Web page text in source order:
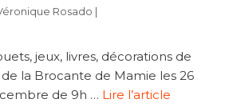
Rosado
jeux, livres, décorations de
la Brocante de Mamie les 26
de 9h … Lire l’article